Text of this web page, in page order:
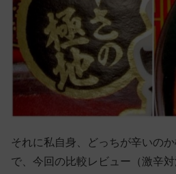
それに私自身、どっちが辛いの
で、今回の比較レビュー（激辛